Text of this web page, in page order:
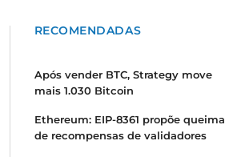
RECOMENDADAS
Após vender BTC, Strategy move
mais 1.030 Bitcoin
Ethereum: EIP-8361 propõe queima
de recompensas de validadores